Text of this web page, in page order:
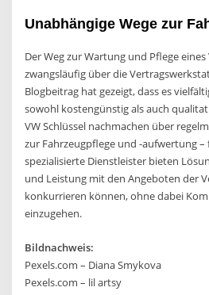
Unabhängige Wege zur
Der Weg zur Wartung und Pflege
zwangsläufig über die
Blogbeitrag hat gezeigt, dass es
sowohl kostengünstig als auch
VW Schlüssel nachmachen über
zur Fahrzeugpflege und -aufwertung
spezialisierte Dienstleister bieten
und Leistung mit den Angeboten der
konkurrieren können, ohne dabei
einzugehen.
Bildnachweis:
Pexels.com – Diana Smykova
Pexels.com – lil artsy